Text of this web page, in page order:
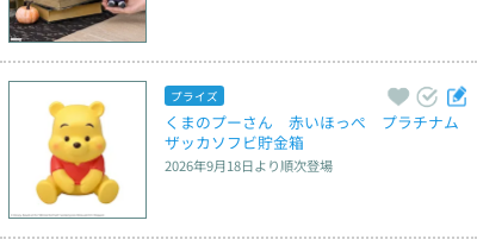
プライズ
くまのプーさん　赤いほっぺ　プラチナム
ザッカソフビ貯金箱
2026年9月18日より順次登場